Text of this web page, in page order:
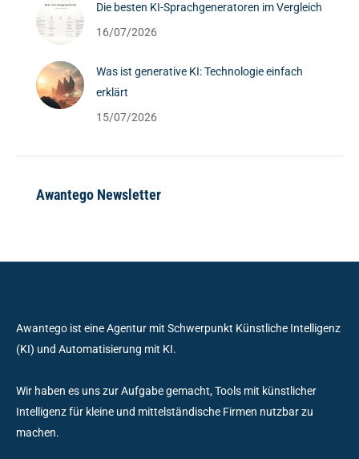
Die besten KI-Sprachgeneratoren im Vergleich
16/07/2026
Was ist generative KI: Technologie einfach
erklärt
15/07/2026
Awantego Newsletter
Awantego ist eine Agentur mit Schwerpunkt Künstliche Intelligenz
(KI) und Automatisierung mit KI.
Wir haben es uns zur Aufgabe gemacht, Tools mit künstlicher
Intelligenz für kleine und mittelständische Firmen nutzbar zu
machen.